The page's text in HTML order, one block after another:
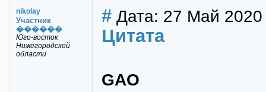
nikolay
Участник
������
Юго-восток
Нижегородской
области
# Дата: 27 Май 2020
Цитата
GAO